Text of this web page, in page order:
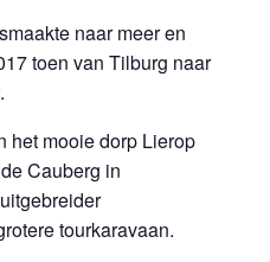
naar meer en
toen van Tilburg naar
het mooie dorp Lierop
Cauberg in
tourkaravaan.